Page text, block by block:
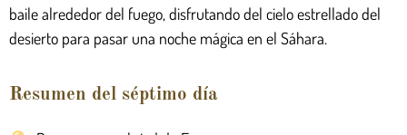
baile alrededor del fuego, disfrutando del cielo estrellado del
desierto para pasar una noche mágica en el Sáhara.
Resumen del séptimo día